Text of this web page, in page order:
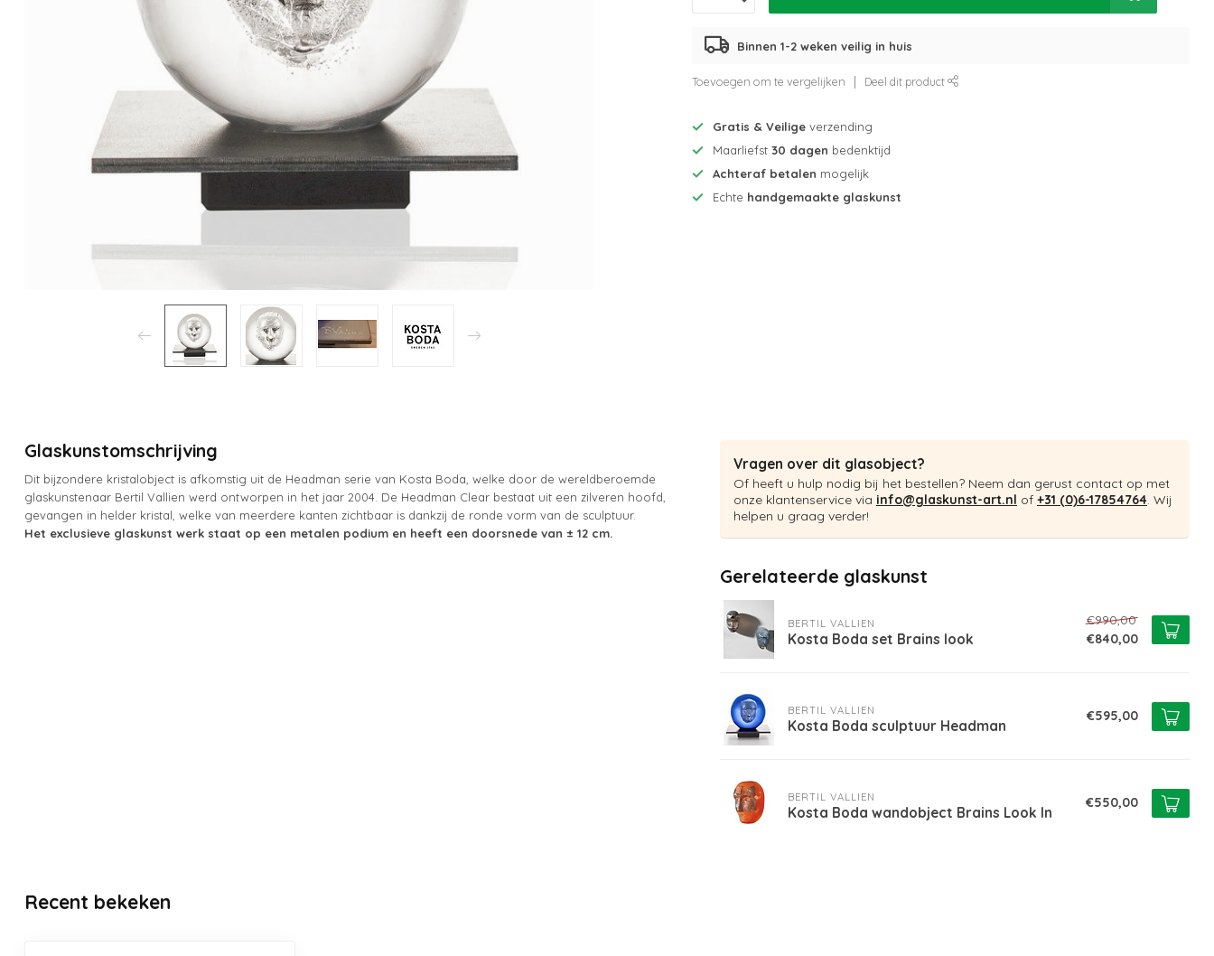
Binnen 1-2 weken veilig in huis
Toevoegen om te vergelijken Deel dit product
Gratis & Veilige verzending
Maarliefst30 dagen bedenktijd
Achteraf betalen mogelijk
Echte handgemaakte glaskunst
Glaskunstomschrijving
Dit bijzondere kristalobject is afkomstig uit de Headman serie van Kosta Boda, welke door de wereldberoemde
glaskunstenaar Bertil Vallien werd ontworpen in het jaar 2004. De Headman Clear bestaat uit een zilveren hoofd,
gevangen in helder kristal, welke van meerdere kanten zichtbaar is dankzij de ronde vorm van de sculptuur.
Het exclusieve glaskunst werk staat op een metalen podium en heeft een doorsnede van ± 12 cm.
Vragen over dit glasobject?
Of heeft u hulp nodig bij het bestellen? Neem dan gerust contact op met
onze klantenservice via info@glaskunst-art.nl of +31 (0)6-17854764. Wij
helpen u graag verder!
Gerelateerde glaskunst
BERTIL VALLIEN
Kosta Boda set Brains look
€990,00
€840,00
BERTIL VALLIEN
Kosta Boda sculptuur Headman
€595,00
BERTIL VALLIEN
Kosta Boda wandobject Brains Look In
€550,00
Recent bekeken